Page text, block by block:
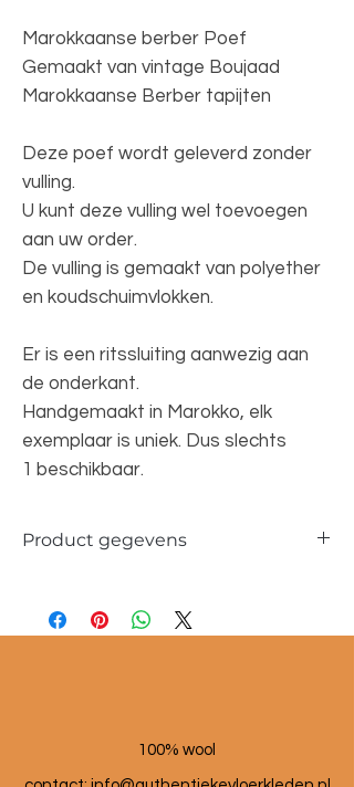
Marokkaanse berber Poef
Gemaakt van vintage Boujaad
Marokkaanse Berber tapijten
Deze poef wordt geleverd zonder
vulling.
U kunt deze vulling wel toevoegen
aan uw order.
De vulling is gemaakt van polyether
en koudschuimvlokken.
Er is een ritssluiting aanwezig aan
de onderkant.
Handgemaakt in Marokko, elk
exemplaar is uniek. Dus slechts
1 beschikbaar.
Product gegevens
Maat poef: 60x60x25 cm
100% wool